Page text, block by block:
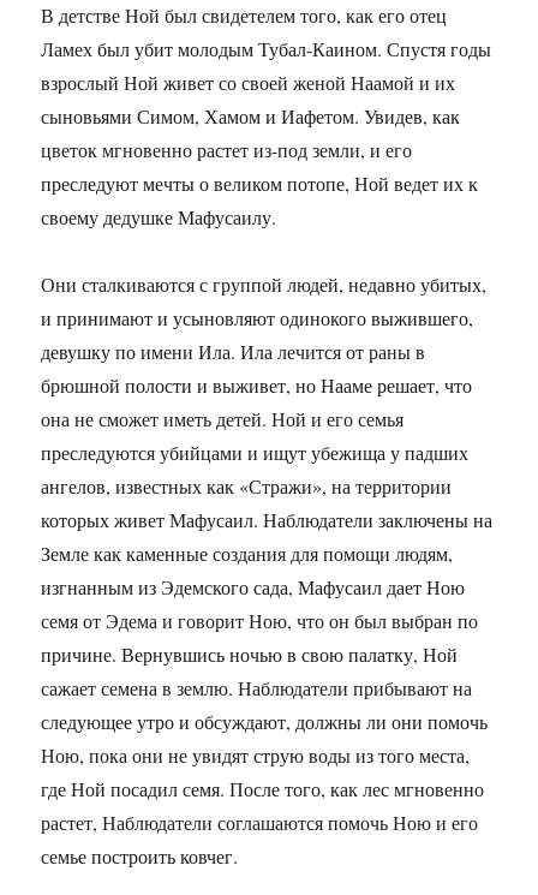
В детстве Ной был свидетелем того, как его отец
Ламех был убит молодым Тубал-Каином. Спустя годы
взрослый Ной живет со своей женой Наамой и их
сыновьями Симом, Хамом и Иафетом. Увидев, как
цветок мгновенно растет из-под земли, и его
преследуют мечты о великом потопе, Ной ведет их к
своему дедушке Мафусаилу.
Они сталкиваются с группой людей, недавно убитых,
и принимают и усыновляют одинокого выжившего,
девушку по имени Ила. Ила лечится от раны в
брюшной полости и выживет, но Нааме решает, что
она не сможет иметь детей. Ной и его семья
преследуются убийцами и ищут убежища у падших
ангелов, известных как «Стражи», на территории
которых живет Мафусаил. Наблюдатели заключены на
Земле как каменные создания для помощи людям,
изгнанным из Эдемского сада, Мафусаил дает Ною
семя от Эдема и говорит Ною, что он был выбран по
причине. Вернувшись ночью в свою палатку, Ной
сажает семена в землю. Наблюдатели прибывают на
следующее утро и обсуждают, должны ли они помочь
Ною, пока они не увидят струю воды из того места,
где Ной посадил семя. После того, как лес мгновенно
растет, Наблюдатели соглашаются помочь Ною и его
семье построить ковчег.